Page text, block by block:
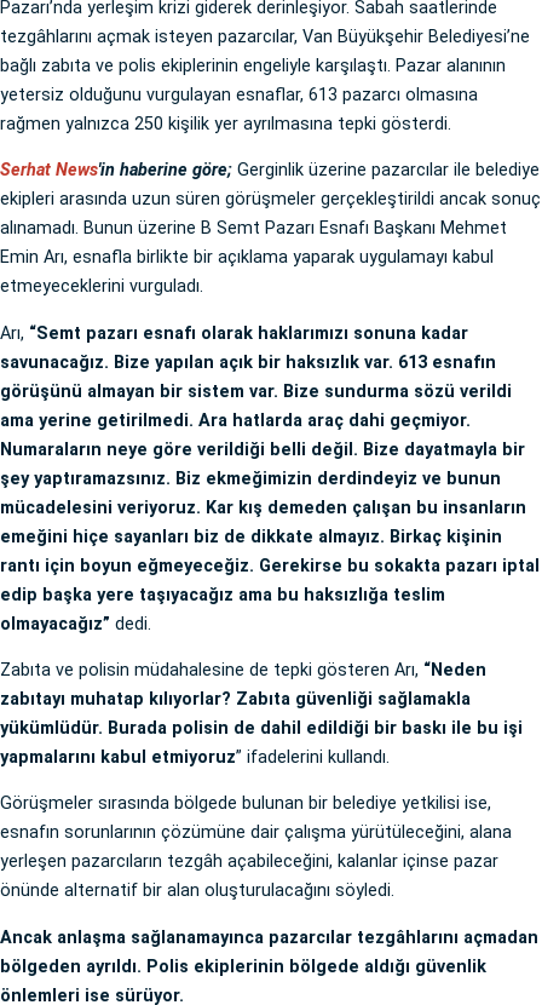
Pazarı’nda yerleşim krizi giderek derinleşiyor. Sabah saatlerinde
tezgâhlarını açmak isteyen pazarcılar, Van Büyükşehir Belediyesi’ne
bağlı zabıta ve polis ekiplerinin engeliyle karşılaştı. Pazar alanının
yetersiz olduğunu vurgulayan esnaflar, 613 pazarcı olmasına
rağmen yalnızca 250 kişilik yer ayrılmasına tepki gösterdi.
Serhat News'in haberine göre; Gerginlik üzerine pazarcılar ile belediye
ekipleri arasında uzun süren görüşmeler gerçekleştirildi ancak sonuç
alınamadı. Bunun üzerine B Semt Pazarı Esnafı Başkanı Mehmet
Emin Arı, esnafla birlikte bir açıklama yaparak uygulamayı kabul
etmeyeceklerini vurguladı.
Arı, “Semt pazarı esnafı olarak haklarımızı sonuna kadar
savunacağız. Bize yapılan açık bir haksızlık var. 613 esnafın
görüşünü almayan bir sistem var. Bize sundurma sözü verildi
ama yerine getirilmedi. Ara hatlarda araç dahi geçmiyor.
Numaraların neye göre verildiği belli değil. Bize dayatmayla bir
şey yaptıramazsınız. Biz ekmeğimizin derdindeyiz ve bunun
mücadelesini veriyoruz. Kar kış demeden çalışan bu insanların
emeğini hiçe sayanları biz de dikkate almayız. Birkaç kişinin
rantı için boyun eğmeyeceğiz. Gerekirse bu sokakta pazarı iptal
edip başka yere taşıyacağız ama bu haksızlığa teslim
olmayacağız” dedi.
Zabıta ve polisin müdahalesine de tepki gösteren Arı, “Neden
zabıtayı muhatap kılıyorlar? Zabıta güvenliği sağlamakla
yükümlüdür. Burada polisin de dahil edildiği bir baskı ile bu işi
yapmalarını kabul etmiyoruz” ifadelerini kullandı.
Görüşmeler sırasında bölgede bulunan bir belediye yetkilisi ise,
esnafın sorunlarının çözümüne dair çalışma yürütüleceğini, alana
yerleşen pazarcıların tezgâh açabileceğini, kalanlar içinse pazar
önünde alternatif bir alan oluşturulacağını söyledi.
Ancak anlaşma sağlanamayınca pazarcılar tezgâhlarını açmadan
bölgeden ayrıldı. Polis ekiplerinin bölgede aldığı güvenlik
önlemleri ise sürüyor.